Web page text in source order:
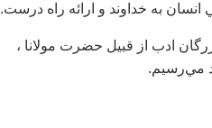
به خداوند و ارائه راه درست.
ادب از قبيل حضرت مولانا ،
مي‌رسيم.